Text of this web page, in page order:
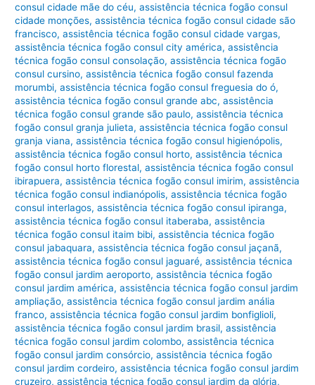
consul cidade mãe do céu,assistência técnica fogão consul
cidade monções,assistência técnica fogão consul cidade são
francisco,assistência técnica fogão consul cidade vargas,
assistência técnica fogão consul city américa,assistência
técnica fogão consul consolação,assistência técnica fogão
consul cursino,assistência técnica fogão consul fazenda
morumbi,assistência técnica fogão consul freguesia do ó,
assistência técnica fogão consul grande abc,assistência
técnica fogão consul grande são paulo,assistência técnica
fogão consul granja julieta,assistência técnica fogão consul
granja viana,assistência técnica fogão consul higienópolis,
assistência técnica fogão consul horto,assistência técnica
fogão consul horto florestal,assistência técnica fogão consul
ibirapuera,assistência técnica fogão consul imirim,assistência
técnica fogão consul indianópolis,assistência técnica fogão
consul interlagos,assistência técnica fogão consul ipiranga,
assistência técnica fogão consul itaberaba,assistência
técnica fogão consul itaim bibi,assistência técnica fogão
consul jabaquara,assistência técnica fogão consul jaçanã,
assistência técnica fogão consul jaguaré,assistência técnica
fogão consul jardim aeroporto,assistência técnica fogão
consul jardim américa,assistência técnica fogão consul jardim
ampliação,assistência técnica fogão consul jardim anália
franco,assistência técnica fogão consul jardim bonfiglioli,
assistência técnica fogão consul jardim brasil,assistência
técnica fogão consul jardim colombo,assistência técnica
fogão consul jardim consórcio,assistência técnica fogão
consul jardim cordeiro,assistência técnica fogão consul jardim
cruzeiro,assistência técnica fogão consul jardim da glória,